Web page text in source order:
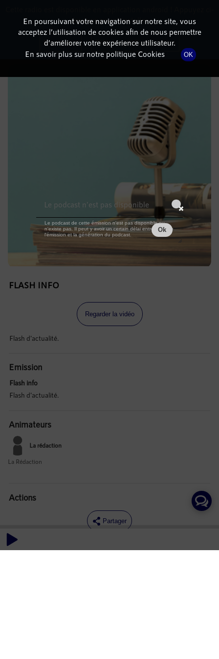
DÉTAILS DE L'ÉPISODE
11 avril 2023 à 7h59, durée : Invalid date
FLASH INFO
Regarder la vidéo
Flash d'actualité.
Emission
Flash info
Flash d'actualité.
Animateurs
La rédaction
La Rédaction
Actions
Partager
Commentaires
En poursuivant votre navigation sur notre site, vous
acceptez l’utilisation de cookies afin de nous permettre
d’améliorer votre expérience utilisateur.
En savoir plus sur notre politique Cookies
OK
dessous pour l'installer.
Non merci Télécharger l'application
Le podcast n'est pas disponible
Le podcast de cette émission n'est pas disponible ou
n'existe pas. Il peut y avoir un certain délai entre la fin de
l'émission et la génération du podcast.
Ok